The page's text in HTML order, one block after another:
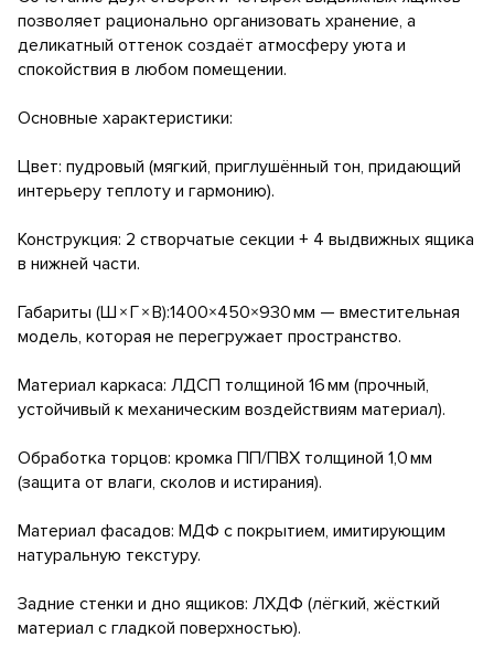
позволяет рационально организовать хранение, а
деликатный оттенок создаёт атмосферу уюта и
спокойствия в любом помещении.
Основные характеристики:
Цвет: пудровый (мягкий, приглушённый тон, придающий
интерьеру теплоту и гармонию).
Конструкция: 2 створчатые секции + 4 выдвижных ящика
в нижней части.
Габариты (Ш × Г × В):1400×450×930 мм — вместительная
модель, которая не перегружает пространство.
Материал каркаса: ЛДСП толщиной 16 мм (прочный,
устойчивый к механическим воздействиям материал).
Обработка торцов: кромка ПП/ПВХ толщиной 1,0 мм
(защита от влаги, сколов и истирания).
Материал фасадов: МДФ с покрытием, имитирующим
натуральную текстуру.
Задние стенки и дно ящиков: ЛХДФ (лёгкий, жёсткий
материал с гладкой поверхностью).